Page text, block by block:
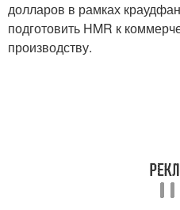
долларов в рамках
подготовить HMR к
производству.